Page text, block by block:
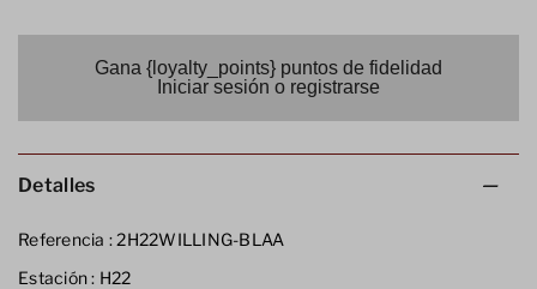
Gana {loyalty_points} puntos de fidelidad
Iniciar sesión o registrarse
Detalles
Referencia :2H22WILLING-BLAA
Estación : H22